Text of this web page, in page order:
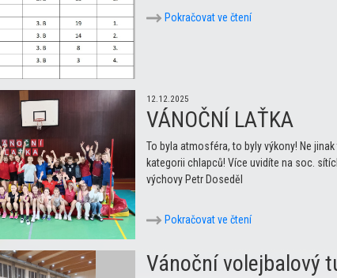
Pokračovat ve čtení
12.12.2025
VÁNOČNÍ LAŤKA
To byla atmosféra, to byly výkony! Ne
kategorii chlapců! Více uvidíte na soc.
výchovy Petr Doseděl
Pokračovat ve čtení
Vánoční volejbalový